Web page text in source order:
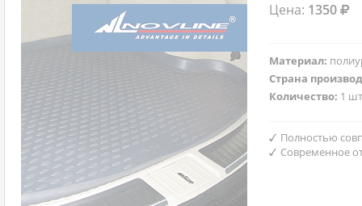
Цена: 1350
Материал:
Страна
Количество: 1
Полностью
Современное